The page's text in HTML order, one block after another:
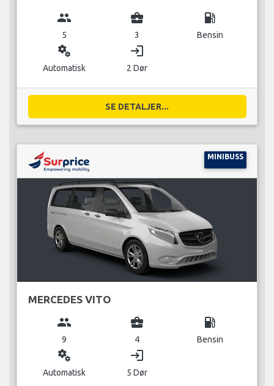
group
5
business_center
3
local_gas_station
Bensin
miscellaneous_services
Automatisk
login
2 Dør
SE DETALJER...
MINIBUSS
MERCEDES VITO
group
9
business_center
4
local_gas_station
Bensin
miscellaneous_services
Automatisk
login
5 Dør